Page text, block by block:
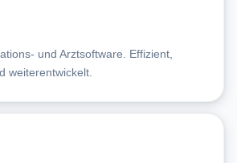
und Arztsoftware. Effizient,
weiterentwickelt.